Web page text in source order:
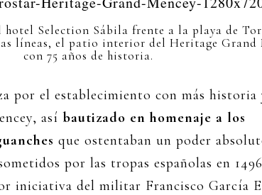
hotel Selection Sábila frente a la playa de
líneas, el patio interior del Heritage Grand
con 75 años de historia.
por el establecimiento con más historia
así bautizado en homenaje a los
que ostentaban un poder
por las tropas españolas en
iniciativa del militar Francisco García